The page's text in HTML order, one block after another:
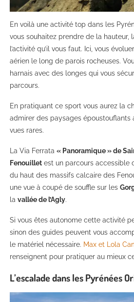
En voilà une activité top dans les
vous souhaitez prendre de la hauteur,
l’activité qu’il vous faut. Ici, vous
aérien le long de parois rocheuses.
harnais avec des longes qui vous
parcours.
En pratiquant ce sport vous aurez la
admirer des paysages époustouflants
vues rares.
La Via Ferrata « Panoramique » de
Fenouillet est un parcours accessible
du haut des massifs calcaire des
une vue à coupé de souffle sur les
la vallée de l’Agly.
Si vous êtes autonome cette activité
sinon des guides peuvent vous
le matériel nécessaire. Max et Lola
renseignent pour pratiquer au mieux
L’escalade dans les Pyrénées